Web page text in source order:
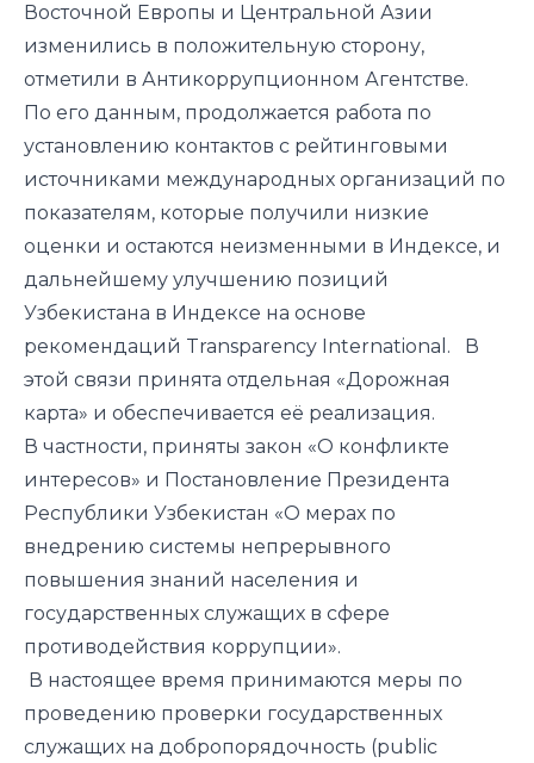
Восточной Европы и Центральной Азии
изменились в положительную сторону,
отметили в Антикоррупционном Агентстве.
По его данным, продолжается работа по
установлению контактов с рейтинговыми
источниками международных организаций по
показателям, которые получили низкие
оценки и остаются неизменными в Индексе, и
дальнейшему улучшению позиций
Узбекистана в Индексе на основе
рекомендаций Transparency International. В
этой связи принята отдельная «Дорожная
карта» и обеспечивается её реализация.
В частности, приняты закон «О конфликте
интересов» и Постановление Президента
Республики Узбекистан «О мерах по
внедрению системы непрерывного
повышения знаний населения и
государственных служащих в сфере
противодействия коррупции».
В настоящее время принимаются меры по
проведению проверки государственных
служащих на добропорядочность (public